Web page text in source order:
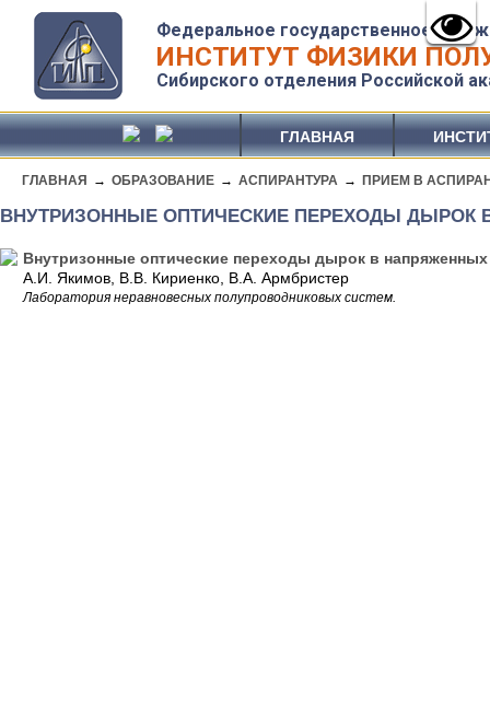
Федеральное государственное
ИНСТИТУТ ФИЗИКИ
Сибирского отделения Российской
ГЛАВНАЯ
ГЛАВНАЯ → ОБРАЗОВАНИЕ → АСПИРАНТУРА → ПРИЕМ В
ВНУТРИЗОННЫЕ ОПТИЧЕСКИЕ ПЕРЕХОДЫ ДЫРОК
Внутризонные оптические переходы дырок в
А.И. Якимов, В.В. Кириенко, В.А. Армбристер
Лаборатория неравновесных полупроводниковых систем.